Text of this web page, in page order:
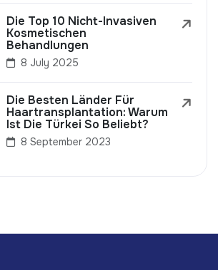
Die Top 10 Nicht-Invasiven
Kosmetischen
Behandlungen
8 July 2025
Die Besten Länder Für
Haartransplantation: Warum
Ist Die Türkei So Beliebt?
8 September 2023